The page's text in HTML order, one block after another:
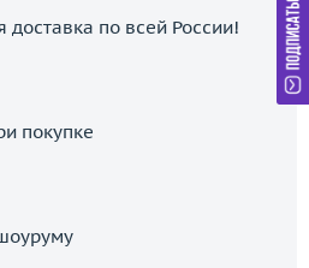
доставка по всей России!
покупке